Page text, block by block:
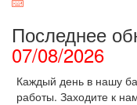
Последнее
07/08/2026
Каждый день в нашу
работы. Заходите к